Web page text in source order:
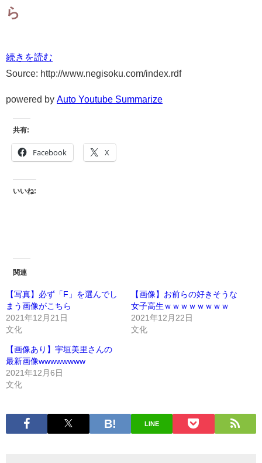
ら
続きを読む
Source: http://www.negisoku.com/index.rdf
powered by Auto Youtube Summarize
共有:
Facebook X
いいね:
関連
【写真】必ず「F」を選んでし
まう画像がこちら
2021年12月21日
文化
【画像】お前らの好きそうな
女子高生ｗｗｗｗｗｗｗｗ
2021年12月22日
文化
【画像あり】宇垣美里さんの
最新画像wwwwwwww
2021年12月6日
文化
LINE